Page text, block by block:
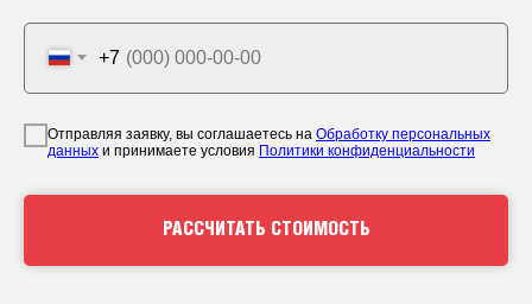
+7
Отправляя заявку, вы соглашаетесь на Обработку персональных
данных и принимаете условия Политики конфиденциальности
РАССЧИТАТЬ СТОИМОСТЬ
ИНН: 525623291272
ОГРНИП: 320527500066833
Р/сч: 40802810342000048698
Отправить заявку